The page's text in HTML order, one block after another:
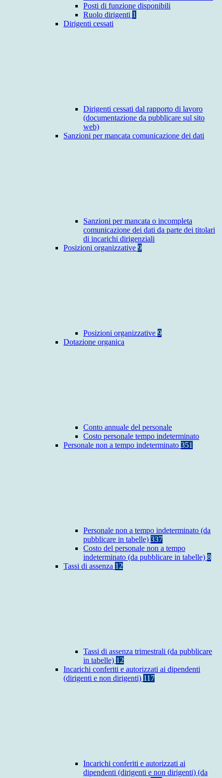
Posti di funzione disponibili
Ruolo dirigenti 1
Dirigenti cessati
Dirigenti cessati dal rapporto di lavoro
(documentazione da pubblicare sul sito
web)
Sanzioni per mancata comunicazione dei dati
Sanzioni per mancata o incompleta
comunicazione dei dati da parte dei titolari
di incarichi dirigenziali
Posizioni organizzative 9
Posizioni organizzative 9
Dotazione organica
Conto annuale del personale
Costo personale tempo indeterminato
Personale non a tempo indeterminato 351
Personale non a tempo indeterminato (da
pubblicare in tabelle) 337
Costo del personale non a tempo
indeterminato (da pubblicare in tabelle) 8
Tassi di assenza 12
Tassi di assenza trimestrali (da pubblicare
in tabelle) 12
Incarichi conferiti e autorizzati ai dipendenti
(dirigenti e non dirigenti) 117
Incarichi conferiti e autorizzati ai
dipendenti (dirigenti e non dirigenti) (da